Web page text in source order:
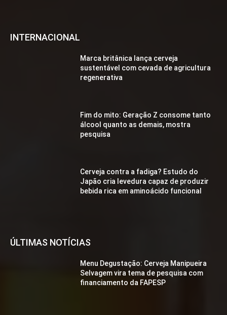
INTERNACIONAL
Marca britânica lança cerveja
sustentável com cevada de agricultura
regenerativa
Fim do mito: Geração Z consome tanto
álcool quanto as demais, mostra
pesquisa
Cerveja contra a fadiga? Estudo do
Japão cria levedura capaz de produzir
bebida rica em aminoácido funcional
ÚLTIMAS NOTÍCIAS
Menu Degustação: Cerveja Manipueira
Selvagem vira tema de pesquisa com
financiamento da FAPESP